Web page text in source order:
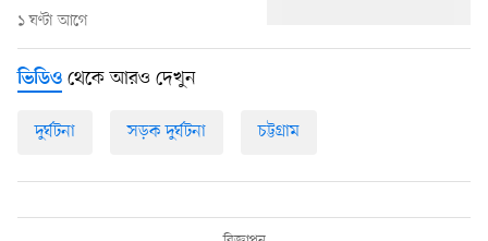
১ ঘণ্টা আগে
ভিডিও থেকে আরও দেখুন
দুর্ঘটনা সড়ক দুর্ঘটনা চট্টগ্রাম